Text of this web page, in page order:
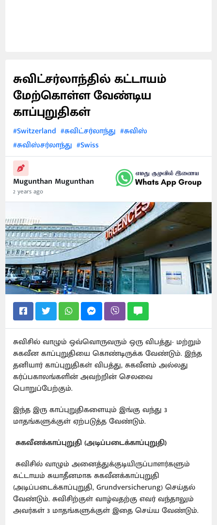
சுவிட்சர்லாந்தில் கட்டாயம்
மேற்கொள்ள வேண்டிய
காப்புறுதிகள்
#Switzerland #சுவிட்சர்லாந்து #சுவிஸ்
#சுவிஸ்சர்லாந்து #Swiss
Mugunthan Mugunthan
2 years ago
சுவிசில் வாழும் ஒவ்வொருவரும் ஒரு விபத்து- மற்றும்
சுகவீன காப்புறுதியை கொண்டிருக்க வேண்டும். இந்த
தனியார் காப்புறுதிகள் விபத்து, சுகவீனம் அல்லது
கர்ப்பகாலங்களின் அவற்றின் செலவை
பொறுப்பேற்கும்.
இந்த இரு காப்புறுதிகளையும் இங்கு வந்து 3
மாதங்களுக்குள் ஏற்படுத்த வேண்டும்.
சுகவீனக்காப்புறுதி (அடிப்படைக்காப்புறுதி)
சுவிசில் வாழும் அனைத்துக்குடியிருப்பாளர்களும்
கட்டாயம் சுயாதீனமாக சுகவீனக்காப்புறுதி
(அடிப்படைக்காப்புறுதி, Grundversicherung) செய்தல்
வேண்டும். சுவிசிற்குள் வாழ்வதற்கு எவர் வந்தாலும்
அவர்கள் 3 மாதங்களுக்குள் இதை செய்ய வேண்டும்.